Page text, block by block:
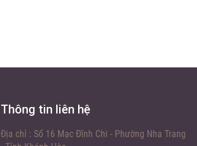
Thông tin liên hệ
Địa chỉ : Số 16 Mạc Đĩnh Chi - Phường Nha Trang